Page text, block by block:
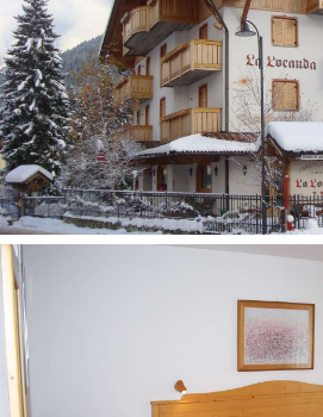
Viešbučio kategorija šalyje – 3*
Kambariai
Standartinis kambarys
Dušas
Tualetas
Plaukų džiovintuvas
Balkonas (ne visuose
Telefonas
Televizorius
Maksimalus apgyvendinimas – 4
Apartamento plotas apie 55 kv. m